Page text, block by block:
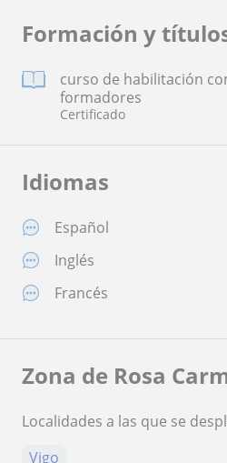
Formación y
curso de habilitación
formadores
Certificado
Idiomas
Español
Inglés
Francés
Zona de Rosa
Localidades a las que se
Vigo